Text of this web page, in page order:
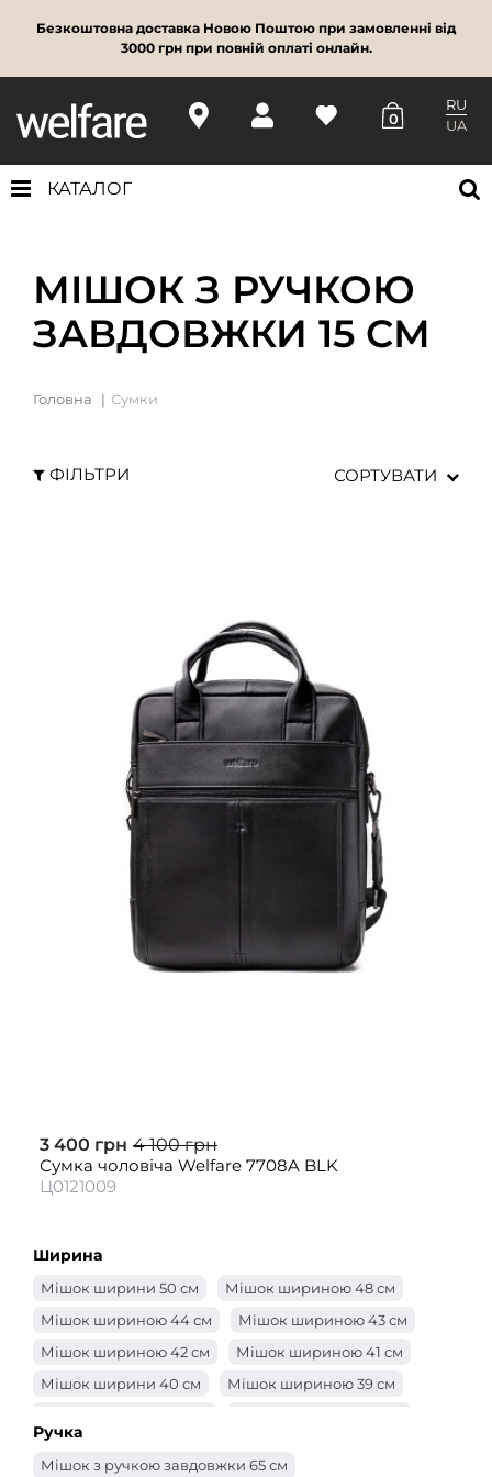
Безкоштовна доставка Новою Поштою при замовленні від
3000 грн при повній оплаті онлайн.
0
RU
UA
КАТАЛОГ
МІШОК З РУЧКОЮ
ЗАВДОВЖКИ 15 СМ
Головна Сумки
ФІЛЬТРИ СОРТУВАТИ
3 400 грн 4 100 грн
Сумка чоловіча Welfare 7708A BLK
Ц0121009
Ширина
Мішок ширини 50 см
Мішок шириною 48 см
Мішок шириною 44 см
Мішок шириною 43 см
Мішок шириною 42 см
Мішок шириною 41 см
Мішок ширини 40 см
Мішок шириною 39 см
Ручка
Мішок з ручкою завдовжки 65 см